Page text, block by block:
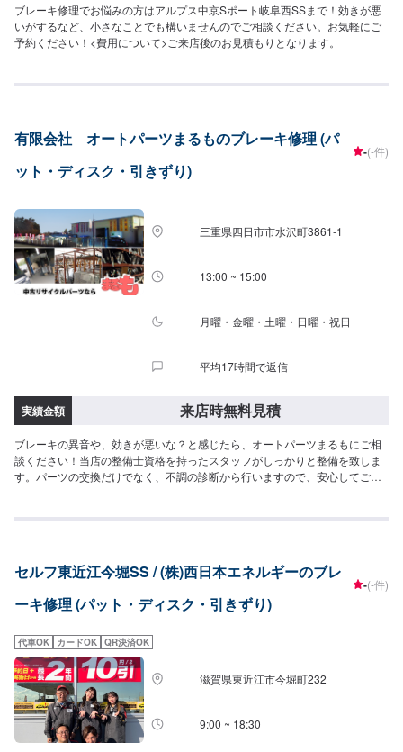
ブレーキ修理でお悩みの方はアルプス中京Sポート岐阜西SSまで！効きが悪
いがするなど、小さなことでも構いませんのでご相談ください。お気軽にご
予約ください！<費用について>ご来店後のお見積もりとなります。
有限会社 オートパーツまるものブレーキ修理 (パ
ット・ディスク・引きずり)
-(-件)
三重県四日市市水沢町3861-1
13:00 ~ 15:00
月曜・金曜・土曜・日曜・祝日
平均17時間で返信
実績金額 来店時無料見積
ブレーキの異音や、効きが悪いな？と感じたら、オートパーツまるもにご相
談ください！当店の整備士資格を持ったスタッフがしっかりと整備を致しま
す。パーツの交換だけでなく、不調の診断から行いますので、安心してご依
セルフ東近江今堀SS / (株)西日本エネルギーのブレ
ーキ修理 (パット・ディスク・引きずり)
-(-件)
代車OK カードOK QR決済OK
滋賀県東近江市今堀町232
9:00 ~ 18:30